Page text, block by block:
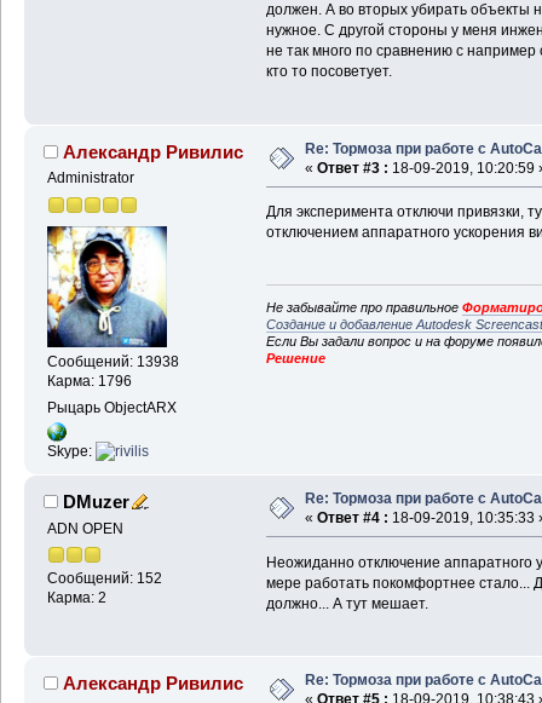
должен. А во вторых убирать объекты
нужное. С другой стороны у меня
не так много по сравнению с
кто то посоветует.
Александр Ривилис
Administrator
Сообщений: 13938
Карма: 1796
Рыцарь ObjectARX
Skype:
Re: Тормоза при работе с
« Ответ #3 : 18-09-2019, 10:20:59
Для эксперимента отключи привязки,
отключением аппаратного ускорения
Не забывайте про правильное
Создание и добавление Autodesk
Если Вы задали вопрос и на форуме
Решение
DMuzer
ADN OPEN
Сообщений: 152
Карма: 2
Re: Тормоза при работе с
« Ответ #4 : 18-09-2019, 10:35:33
Неожиданно отключение аппаратного
мере работать покомфортнее стало...
должно... А тут мешает.
Александр Ривилис
Re: Тормоза при работе с
« Ответ #5 : 18-09-2019, 10:38:43